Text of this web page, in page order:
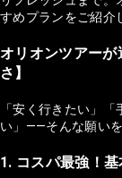
すめプランをご紹介
オリオンツアー
さ】
「安く行きたい」
い」——そんな願い
1. コスパ最強！